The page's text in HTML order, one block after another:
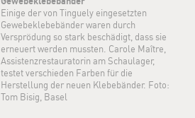
Einige der von Tinguely eingesetzten
Gewebeklebebänder waren durch
Versprödung so stark beschädigt, dass sie
erneuert werden mussten. Carole Maître,
Assistenzrestauratorin am Schaulager,
testet verschieden Farben für die
Herstellung der neuen Klebebänder. Foto:
Tom Bisig, Basel